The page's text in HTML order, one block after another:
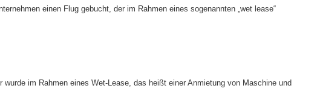
einen Flug gebucht, der im Rahmen eines sogenannten „wet lease“
im Rahmen eines Wet-Lease, das heißt einer Anmietung von Maschine und